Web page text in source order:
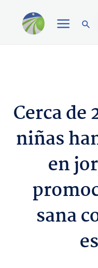
Cerca de
niñas
en
sana